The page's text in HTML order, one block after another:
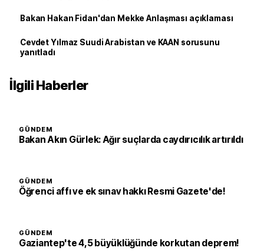
Bakan Hakan Fidan'dan Mekke Anlaşması açıklaması
Cevdet Yılmaz Suudi Arabistan ve KAAN sorusunu
yanıtladı
İlgili Haberler
GÜNDEM
Bakan Akın Gürlek: Ağır suçlarda caydırıcılık artırıldı
GÜNDEM
Öğrenci affı ve ek sınav hakkı Resmi Gazete'de!
GÜNDEM
Gaziantep'te 4,5 büyüklüğünde korkutan deprem!